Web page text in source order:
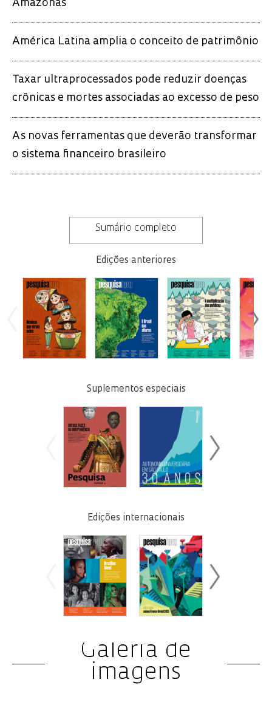
Amazonas
América Latina amplia o conceito de patrimônio
Taxar ultraprocessados pode reduzir doenças
crônicas e mortes associadas ao excesso de peso
As novas ferramentas que deverão transformar
o sistema financeiro brasileiro
Sumário completo
Edições internacionais
Suplementos especiais
Edições anteriores
Galeria de
imagens